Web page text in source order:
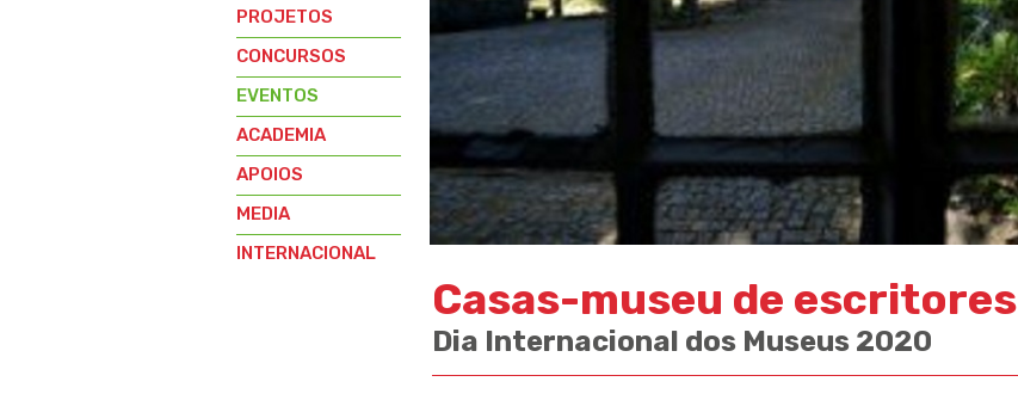
PROJETOS
CONCURSOS
EVENTOS
ACADEMIA
APOIOS
MEDIA
INTERNACIONAL
Casas-museu de escritores
Dia Internacional dos Museus 2020